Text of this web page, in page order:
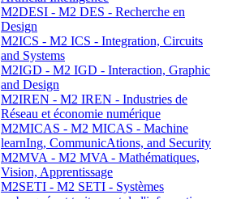
M2DESI - M2 DES - Recherche en
Design
M2ICS - M2 ICS - Integration, Circuits
and Systems
M2IGD - M2 IGD - Interaction, Graphic
and Design
M2IREN - M2 IREN - Industries de
Réseau et économie numérique
M2MICAS - M2 MICAS - Machine
learnIng, CommunicAtions, and Security
M2MVA - M2 MVA - Mathématiques,
Vision, Apprentissage
M2SETI - M2 SETI - Systèmes